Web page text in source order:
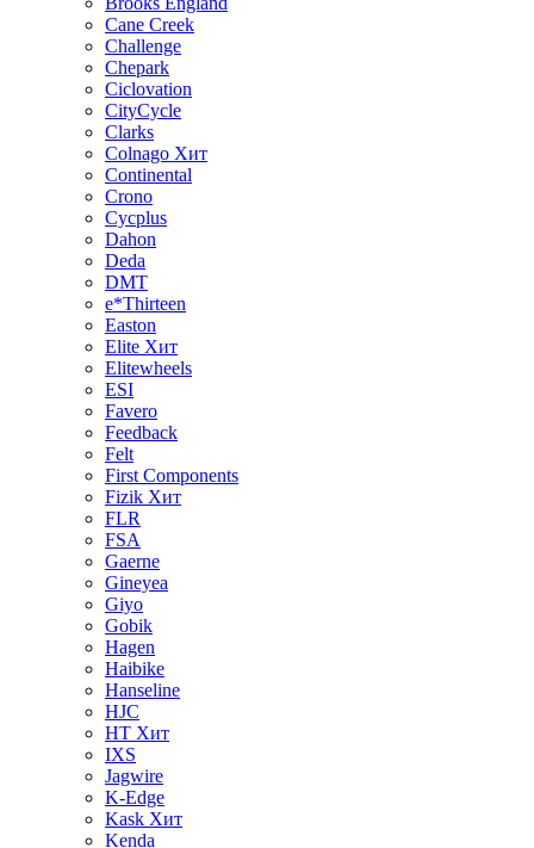
Cane Creek
Challenge
Chepark
Ciclovation
CityCycle
Clarks
Colnago Хит
Continental
Crono
Cycplus
Dahon
Deda
DMT
e*Thirteen
Easton
Elite Хит
Elitewheels
ESI
Favero
Feedback
Felt
First Components
Fizik Хит
FLR
FSA
Gaerne
Gineyea
Giyo
Gobik
Hagen
Haibike
Hanseline
HJC
HT Хит
IXS
Jagwire
K-Edge
Kask Хит
Kenda